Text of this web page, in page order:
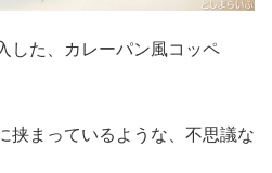
した、カレーパン風コッペ
挟まっているような、不思議な